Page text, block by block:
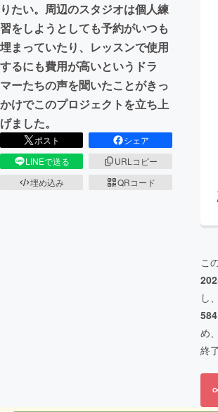
CAMPFIRE for Social Good
CAMPFIREふるさと納税machi-ya
りたい。周辺のスタジオは個人練
習をしようとしても予約がいつも
埋まっていたり、レッスンで使用
するにも費用が高いというドラ
マーたちの声を聞いたことがきっ
かけでこのプロジェクトを立ち上
げました。
ポスト
シェア
LINEで送る
URLコピー
埋め込み
QRコード
こ
し、
め、
終